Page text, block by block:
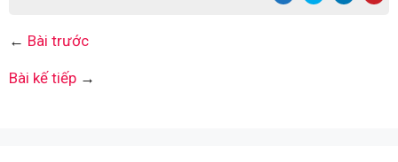
← Bài trước
Bài kế tiếp →